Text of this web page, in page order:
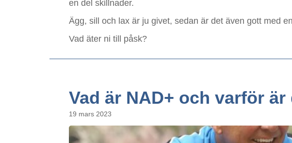
en del skillnader.
Ägg, sill och lax är ju givet, sedan är det även gott med
Vad äter ni till påsk?
Vad är NAD+ och varför
19 mars 2023